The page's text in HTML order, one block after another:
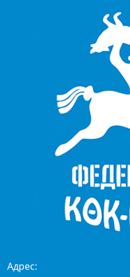
Адрес: